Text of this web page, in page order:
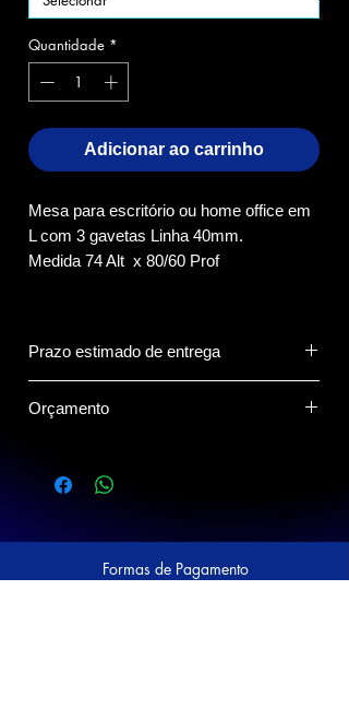
Quantidade *
Adicionar ao carrinho
Mesa para escritório ou home office em
L com 3 gavetas Linha 40mm.
Medida 74 Alt x 80/60 Prof
Prazo estimado de entrega
Orçamento
vendedor.
Formas de Pagamento